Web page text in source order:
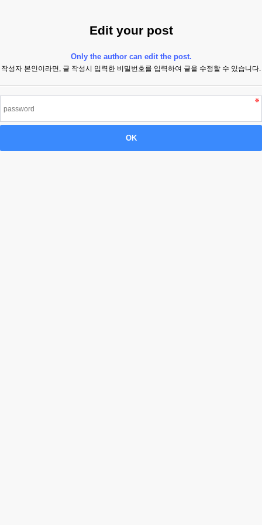
Edit your post
Only the author can edit the post.
작성자 본인이라면, 글 작성시 입력한 비밀번호를 입력하여 글을 수정할 수 있습니다.